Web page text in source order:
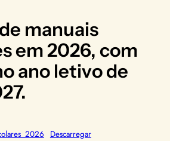
manuais
em 2026, com
ano letivo de
Descarregar